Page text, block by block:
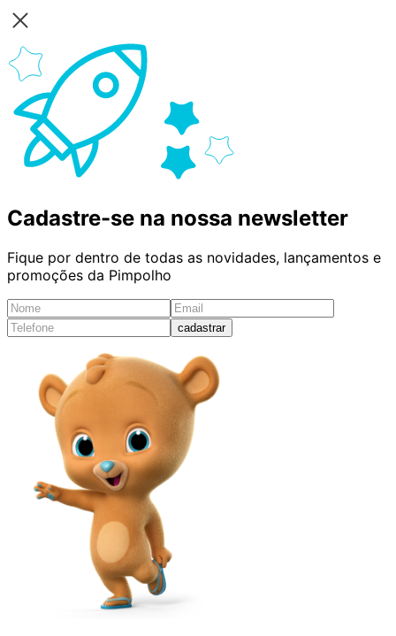
Cadastre-se na nossa newsletter
Fique por dentro de todas as novidades, lançamentos e
promoções da Pimpolho
cadastrar